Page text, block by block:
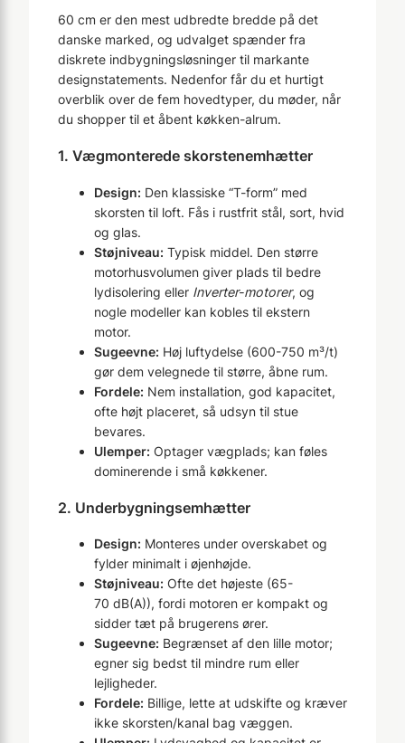
60 cm er den mest udbredte bredde på det
danske marked, og udvalget spænder fra
diskrete indbygningsløsninger til markante
designstatements. Nedenfor får du et hurtigt
overblik over de fem hovedtyper, du møder, når
du shopper til et åbent køkken-alrum.
1. Vægmonterede skorstenemhætter
Design: Den klassiske “T-form” med
skorsten til loft. Fås i rustfrit stål, sort, hvid
og glas.
Støjniveau: Typisk middel. Den større
motorhusvolumen giver plads til bedre
lydisolering eller Inverter-motorer, og
nogle modeller kan kobles til ekstern
motor.
Sugeevne: Høj luftydelse (600-750 m³/t)
gør dem velegnede til større, åbne rum.
Fordele: Nem installation, god kapacitet,
ofte højt placeret, så udsyn til stue
bevares.
Ulemper: Optager vægplads; kan føles
dominerende i små køkkener.
2. Underbygningsemhætter
Design: Monteres under overskabet og
fylder minimalt i øjenhøjde.
Støjniveau: Ofte det højeste (65-
70 dB(A)), fordi motoren er kompakt og
sidder tæt på brugerens ører.
Sugeevne: Begrænset af den lille motor;
egner sig bedst til mindre rum eller
lejligheder.
Fordele: Billige, lette at udskifte og kræver
ikke skorsten/kanal bag væggen.